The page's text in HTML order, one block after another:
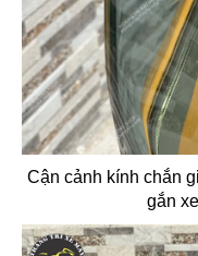
Cận cảnh kính chắn
gắn